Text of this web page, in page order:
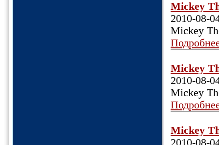
Mickey
2010-08-
Mickey
Mickey
2010-08-
Mickey
Mickey
2010-08-